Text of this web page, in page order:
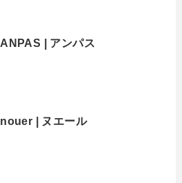
ANPAS | アンパス
nouer | ヌエール